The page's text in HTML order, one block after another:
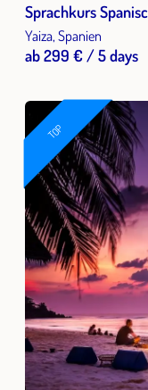
Sprachkurs
Yaiza, Spanien
ab 299 € / 5 days
TOP